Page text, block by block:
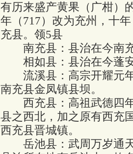
有历来盛产黄果（广柑）
年（717）改为充州，十
充县。领5县
南充县：县治在今南充
相如县：县治在今蓬
流溪县：高宗开耀元年
南充县金凤镇县坝。
西充县：高祖武德四年
县之西北，加之原有西充
西充县晋城镇。
岳池县：武周万岁通天